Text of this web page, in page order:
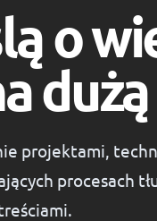
o
projektami,
procesach